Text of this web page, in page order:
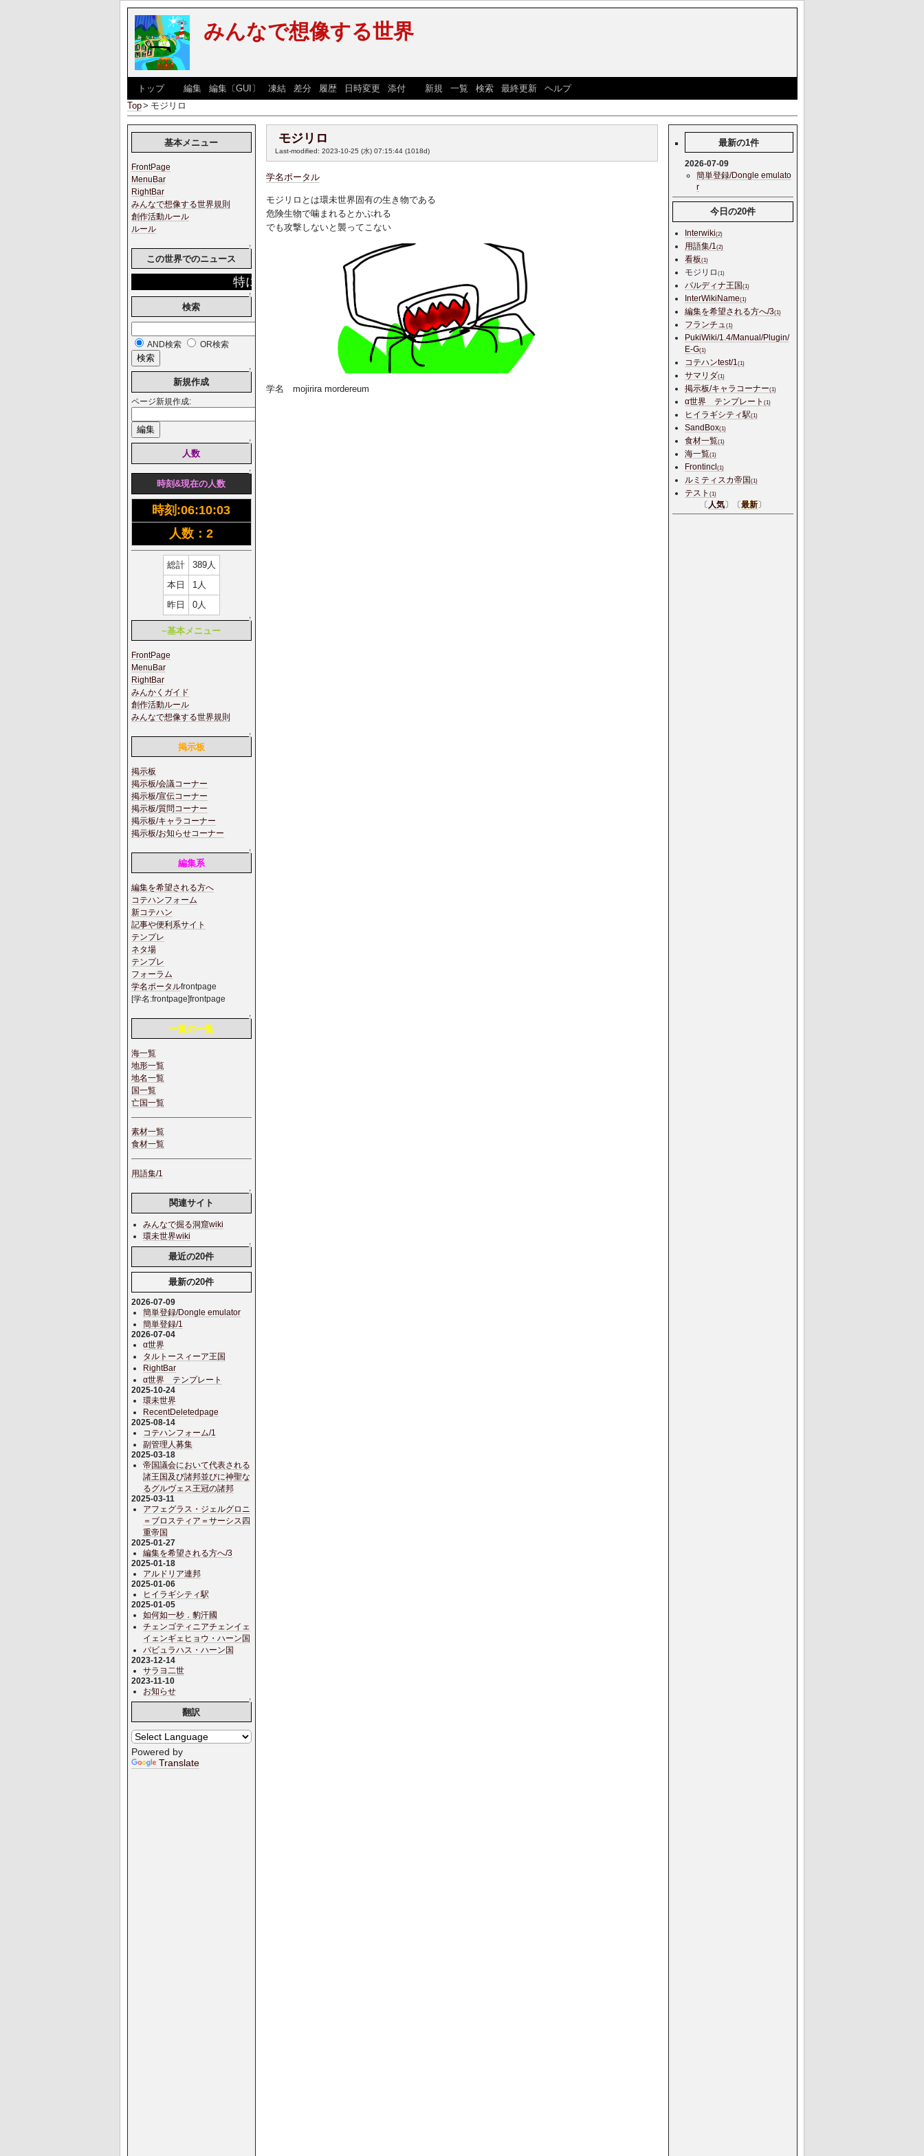
みんなで想像する世界
トップ] [ 編集| 編集〔GUI〕 凍結| 差分 履歴| 日時変更 添付] [ 新規 一覧 検索| 最終更新| ヘルプ]
Top> モジリロ
モジリロ
Last-modified: 2023-10-25 (水) 07:15:44 (1018d)
学名ポータル
モジリロとは環未世界固有の生き物である
危険生物で噛まれるとかぶれる
でも攻撃しないと襲ってこない
学名 mojirira mordereum
基本メニュー
FrontPage
MenuBar
RightBar
みんなで想像する世界規則
創作活動ルール
ルール
↑
この世界でのニュース
特にありません。
↑
検索
AND検索 OR検索
↑
新規作成
ページ新規作成:
↑
人数
↑
時刻&現在の人数
時刻:06:10:03
人数：2
総計
389人
本日
1人
昨日
0人
↑
~基本メニュー
FrontPage
MenuBar
RightBar
みんかくガイド
創作活動ルール
みんなで想像する世界規則
↑
掲示板
掲示板
掲示板/会議コーナー
掲示板/宣伝コーナー
掲示板/質問コーナー
掲示板/キャラコーナー
掲示板/お知らせコーナー
↑
編集系
編集を希望される方へ
コテハンフォーム
新コテハン
記事や便利系サイト
テンプレ
ネタ場
テンプレ
フォーラム
学名ポータルfrontpage
[学名:frontpage]frontpage
↑
一覧の一覧
海一覧
地形一覧
地名一覧
国一覧
亡国一覧
素材一覧
食材一覧
用語集/1
↑
関連サイト
みんなで掘る洞窟wiki
環未世界wiki
↑
最近の20件
最新の20件
2026-07-09
簡単登録/Dongle emulator
簡単登録/1
2026-07-04
α世界
タルトースィーア王国
RightBar
α世界 テンプレート
2025-10-24
環未世界
RecentDeletedpage
2025-08-14
コテハンフォーム/1
副管理人募集
2025-03-18
帝国議会において代表される
諸王国及び諸邦並びに神聖な
るグルヴェス王冠の諸邦
2025-03-11
アフェグラス・ジェルグロニ
＝ブロスティア＝サーシス四
重帝国
2025-01-27
編集を希望される方へ/3
2025-01-18
アルドリア連邦
2025-01-06
ヒイラギシティ駅
2025-01-05
如何如一杪．豹汗國
チェンゴティニアチェンイェ
イェンギェヒョウ・ハーン国
パビュラハス・ハーン国
2023-12-14
サラヨ二世
2023-11-10
お知らせ
↑
翻訳
Powered by
Translate
最新の1件
2026-07-09
簡単登録/Dongle emulato
r
今日の20件
Interwiki(2)
用語集/1 (2)
看板(1)
モジリロ (1)
パルディナ王国(1)
InterWikiName(1)
編集を希望される方へ/3(1)
フランチュ (1)
PukiWiki/1.4/Manual/Plugin/
E-G(1)
コテハンtest/1 (1)
サマリダ(1)
掲示板/キャラコーナー(1)
α世界 テンプレート (1)
ヒイラギシティ駅(1)
SandBox(1)
食材一覧(1)
海一覧(1)
Frontincl(1)
ルミティスカ帝国(1)
テスト (1)
〔 人気〕〔最新〕